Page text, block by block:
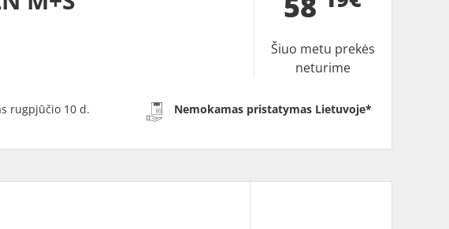
Šiuo metu prekės
neturime
rugpjūčio 10 d. Nemokamas pristatymas Lietuvoje*